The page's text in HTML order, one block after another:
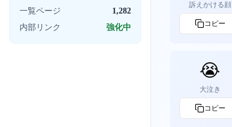
一覧ページ
1,282
内部リンク
強化中
訴えかける顔
コピー
😭
大泣き
コピー